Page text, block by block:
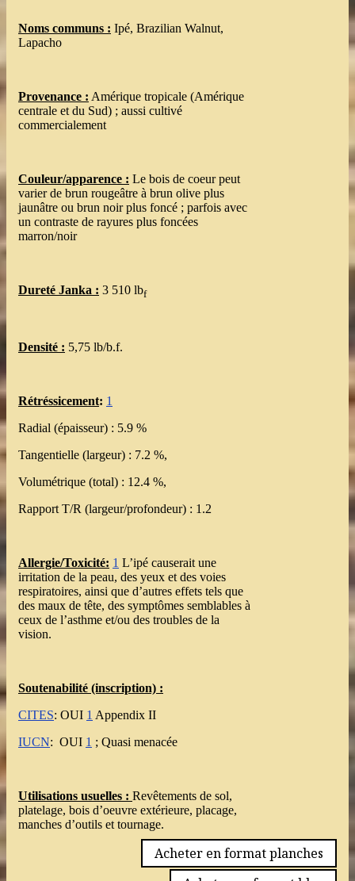
Noms communs : Ipé, Brazilian Walnut,
Lapacho
Provenance : Amérique tropicale (Amérique
centrale et du Sud) ; aussi cultivé
commercialement
Couleur/apparence : Le bois de coeur peut
varier de brun rougeâtre à brun olive plus
jaunâtre ou brun noir plus foncé ; parfois avec
un contraste de rayures plus foncées
marron/noir
Dureté Janka : 3 510 lbf
Densité : 5,75 lb/b.f.
Rétréssicement: 1
Radial (épaisseur) : 5.9 %
Tangentielle (largeur) : 7.2 %,
Volumétrique (total) : 12.4 %,
Rapport T/R (largeur/profondeur) : 1.2
Allergie/Toxicité: 1 L’ipé causerait une
irritation de la peau, des yeux et des voies
respiratoires, ainsi que d’autres effets tels que
des maux de tête, des symptômes semblables à
ceux de l’asthme et/ou des troubles de la
vision.
Soutenabilité (inscription) :
CITES: OUI 1 Appendix II
IUCN: OUI 1 ; Quasi menacée
Utilisations usuelles : Revêtements de sol,
platelage, bois d’oeuvre extérieure, placage,
manches d’outils et tournage.
Acheter en format planches